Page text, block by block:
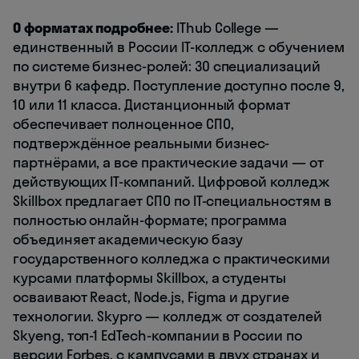
О форматах подробнее:IThub College —
единственный в России IT-колледж с обучением
по системе бизнес-ролей: 30 специализаций
внутри 6 кафедр. Поступление доступно после 9,
10 или 11 класса. Дистанционный формат
обеспечивает полноценное СПО,
подтверждённое реальными бизнес-
партнёрами, а все практические задачи — от
действующих IT-компаний. Цифровой колледж
Skillbox предлагает СПО по IT-специальностям в
полностью онлайн-формате; программа
объединяет академическую базу
государственного колледжа с практическими
курсами платформы Skillbox, а студенты
осваивают React, Node.js, Figma и другие
технологии. Skypro — колледж от создателей
Skyeng, топ-1 EdTech-компании в России по
версии Forbes, с кампусами в двух странах и